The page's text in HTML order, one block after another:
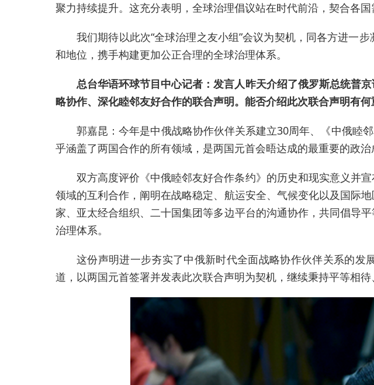
聚力持续提升。这充分表明，全球治理倡议站在时代前沿，契合各国
我们期待以此次“全球治理之友小组”会议为契机，同各方进一
和地位，携手构建更加公正合理的全球治理体系。
总台华语环球节目中心记者：发言人昨天介绍了俄罗斯总统普
略协作、深化睦邻友好合作的联合声明。能否介绍此次联合声明有何
郭嘉昆：今年是中俄战略协作伙伴关系建立30周年、《中俄睦
乎涵盖了两国合作的所有领域，是两国元首会晤达成的最重要的政治
双方高度评价《中俄睦邻友好合作条约》的历史和现实意义并
领域的互利合作，阐明在战略稳定、航运安全、气候变化以及国际
家、亚太经合组织、二十国集团等多边平台的沟通协作，共同倡导
治理体系。
这份声明进一步夯实了中俄新时代全面战略协作伙伴关系的
道，以两国元首签署并发表此次联合声明为契机，继续秉持平等相